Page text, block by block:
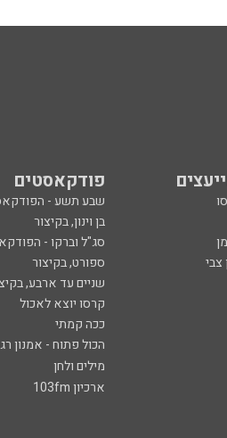
פודקאסטים
שבע תשע -
בן וינון, בקיצור
סג"ל וברקו -
ספורט, בקיצור
שניים עד ארבע,
קרסו יוצא לאכול
ככה קמתי
הכול פתוח - אמנון
מילים ולחן
ארכיון 103fm